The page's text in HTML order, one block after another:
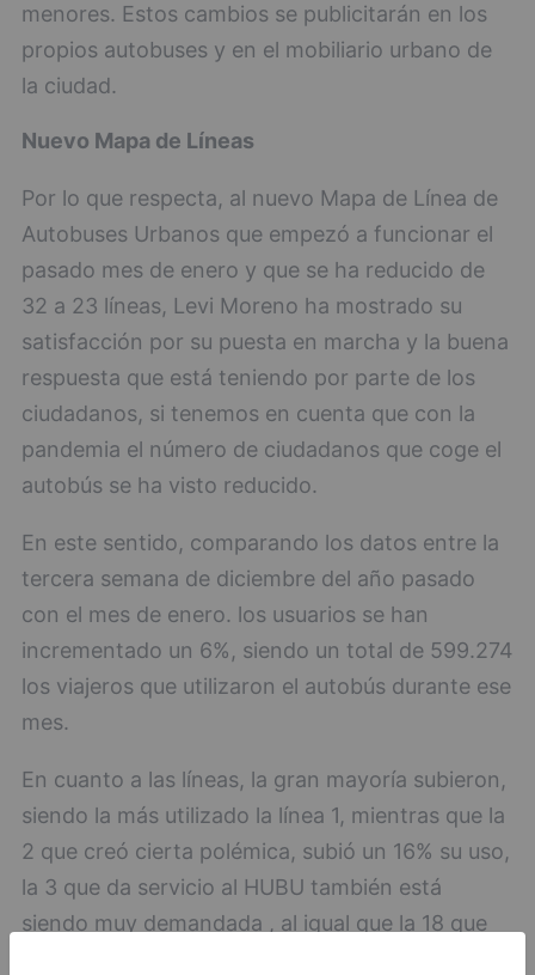
menores. Estos cambios se publicitarán en los
propios autobuses y en el mobiliario urbano de
la ciudad.
Nuevo Mapa de Líneas
Por lo que respecta, al nuevo Mapa de Línea de
Autobuses Urbanos que empezó a funcionar el
pasado mes de enero y que se ha reducido de
32 a 23 líneas, Levi Moreno ha mostrado su
satisfacción por su puesta en marcha y la buena
respuesta que está teniendo por parte de los
ciudadanos, si tenemos en cuenta que con la
pandemia el número de ciudadanos que coge el
autobús se ha visto reducido.
En este sentido, comparando los datos entre la
tercera semana de diciembre del año pasado
con el mes de enero. los usuarios se han
incrementado un 6%, siendo un total de 599.274
los viajeros que utilizaron el autobús durante ese
mes.
En cuanto a las líneas, la gran mayoría subieron,
siendo la más utilizado la línea 1, mientras que la
2 que creó cierta polémica, subió un 16% su uso,
la 3 que da servicio al HUBU también está
siendo muy demandada , al igual que la 18 que